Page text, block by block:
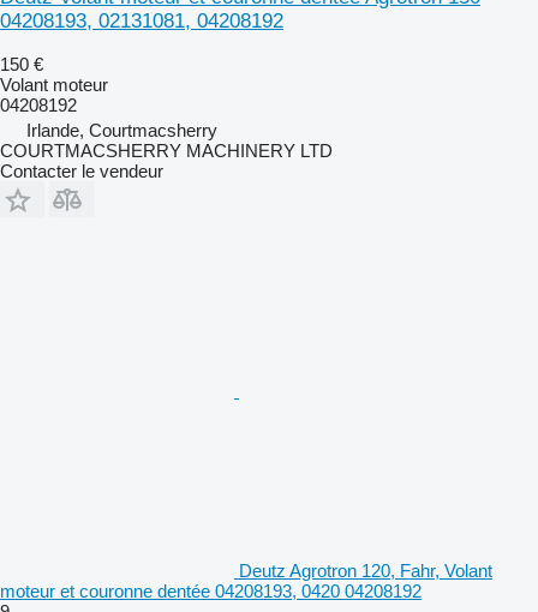
04208193, 02131081, 04208192
150 €
Volant moteur
04208192
Irlande, Courtmacsherry
COURTMACSHERRY MACHINERY LTD
Contacter le vendeur
Deutz Agrotron 120, Fahr, Volant
moteur et couronne dentée 04208193, 0420 04208192